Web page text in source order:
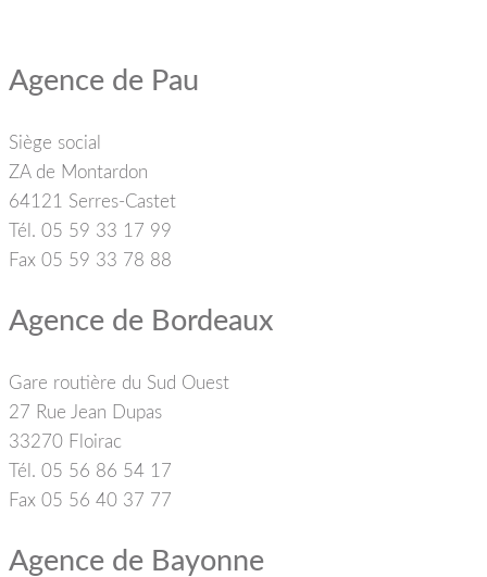
Agence de Pau
Siège social
ZA de Montardon
64121 Serres-Castet
Tél. 05 59 33 17 99
Fax 05 59 33 78 88
Agence de Bordeaux
Gare routière du Sud Ouest
27 Rue Jean Dupas
33270 Floirac
Tél. 05 56 86 54 17
Fax 05 56 40 37 77
Agence de Bayonne